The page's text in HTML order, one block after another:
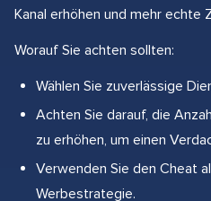
Kanal erhöhen und mehr echte
Worauf Sie achten sollten:
Wählen Sie zuverlässige
Achten Sie darauf, die
zu erhöhen, um einen
Verwenden Sie den Cheat
Werbestrategie.